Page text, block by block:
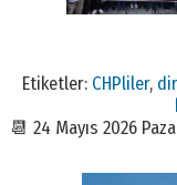
Etiketler: CHPliler,
📆 24 Mayıs 2026